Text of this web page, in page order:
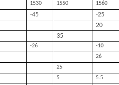
1530 1550 1560
-45
-25
20
35
-26 -10
26
25
5 5.5